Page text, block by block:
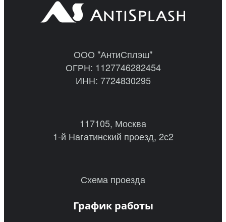
ООО "АнтиСплэш"
ОГРН: 1127746282454
ИНН: 7724830295
117105, Москва
1-й Нагатинский проезд, 2с2
Схема проезда
График работы